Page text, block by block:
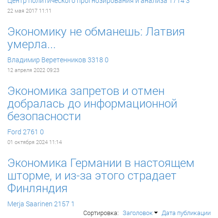
22 мая 2017 11:11
Экономику не обманешь: Латвия
умерла...
Владимир Веретенников 3318 0
12 апреля 2022 09:23
Экономика запретов и отмен
добралась до информационной
безопасности
Ford 2761 0
01 октября 2024 11:14
Экономика Германии в настоящем
шторме, и из-за этого страдает
Финляндия
Merja Saarinen 2157 1
Сортировка: Заголовок Дата публикации